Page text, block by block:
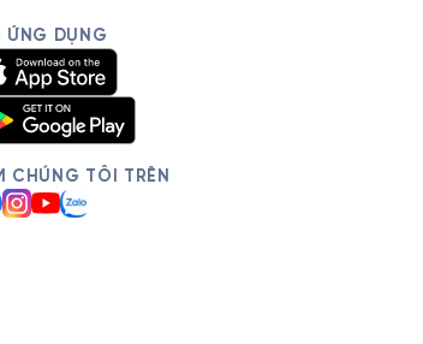
ỨNG DỤNG
CHÚNG TÔI TRÊN
Instagram
YouTube
Zalo